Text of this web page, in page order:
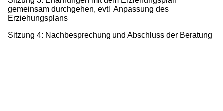
gemeinsam durchgehen, evtl. Anpassung des
Erziehungsplans
Sitzung 4: Nachbesprechung und Abschluss der Beratung